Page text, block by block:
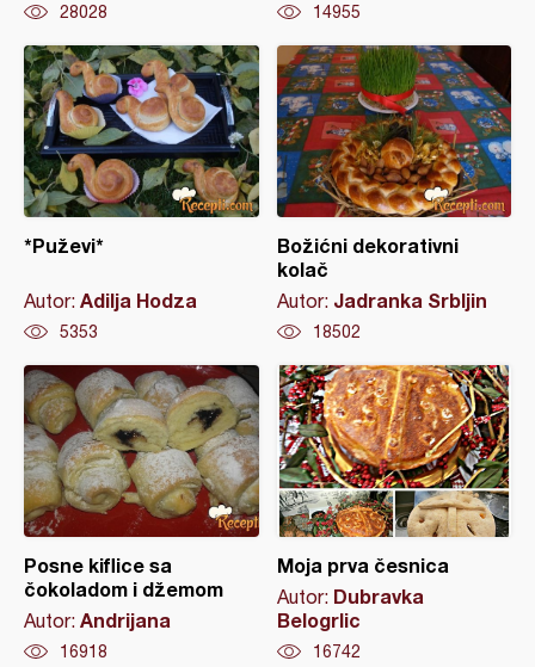
28028 14955
*Puževi*
Autor: Adilja Hodza
5353
Božićni dekorativni
kolač
Autor: Jadranka Srbljin
18502
Posne kiflice sa
čokoladom i džemom
Autor: Andrijana
16918
Moja prva česnica
Autor: Dubravka
Belogrlic
16742